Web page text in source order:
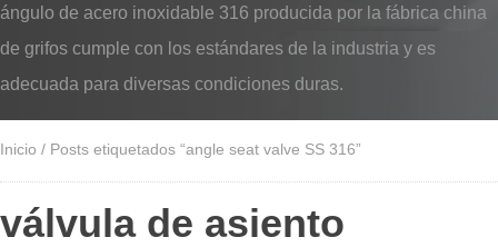
ángulo de acero inoxidable 316 producida por la fábrica china
de grifos cumple con los estándares de la industria y es
adecuada para diversas condiciones duras.
Inicio / Posts etiquetados “angle seat valve SS 316”
válvula de asiento